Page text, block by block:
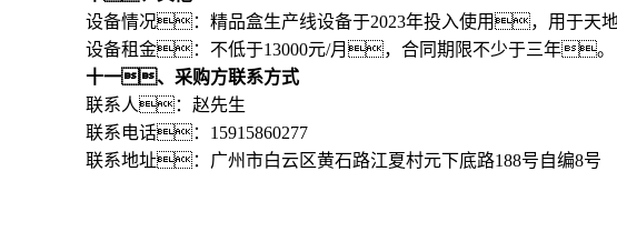
设备情况：精品盒生产线设备于2023年投入使用，用于
设备租金：不低于13000元/月，合同期限不少于三年。
十一、采购方联系方式
联系人：赵先生
联系电话：15915860277
联系地址：广州市白云区黄石路江夏村元下底路188号自编8号